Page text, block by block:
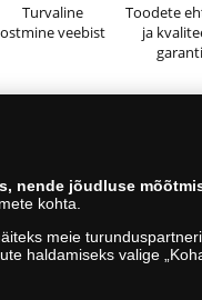
Turvaline
ostmine veebist
Toodete
ja
nende jõudluse
kohta.
meie
haldamiseks valige